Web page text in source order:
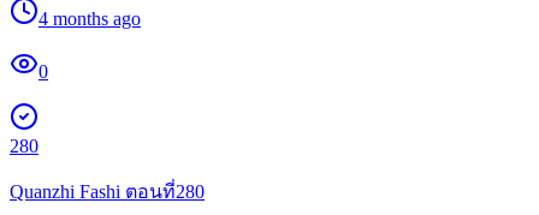
4 months ago
0
280
Quanzhi Fashi ตอนที่280